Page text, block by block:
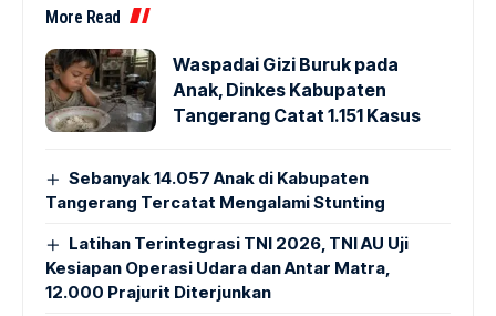
More Read
Waspadai Gizi Buruk pada
Anak, Dinkes Kabupaten
Tangerang Catat 1.151 Kasus
Sebanyak 14.057 Anak di Kabupaten
Tangerang Tercatat Mengalami Stunting
Latihan Terintegrasi TNI 2026, TNI AU Uji
Kesiapan Operasi Udara dan Antar Matra,
12.000 Prajurit Diterjunkan